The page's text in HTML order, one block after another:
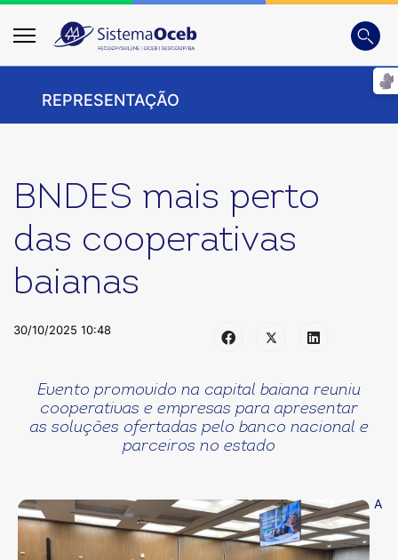
Busca
REPRESENTAÇÃO
BNDES mais perto
das cooperativas
baianas
30/10/2025 10:48
Evento promovido na capital baiana reuniu
cooperativas e empresas para apresentar
as soluções ofertadas pelo banco nacional e
parceiros no estado
A